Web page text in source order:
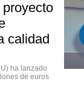
calidad
ha lanzado
de euros